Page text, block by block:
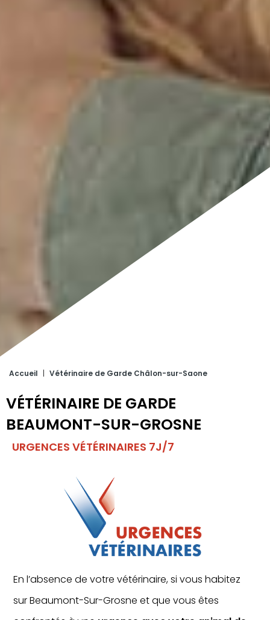
Accueil | Vétérinaire de Garde Châlon-sur-Saone
VÉTÉRINAIRE DE GARDE
BEAUMONT-SUR-GROSNE
URGENCES VÉTÉRINAIRES 7J/7
En l’absence de votre vétérinaire, si vous habitez
sur Beaumont-Sur-Grosne et que vous êtes